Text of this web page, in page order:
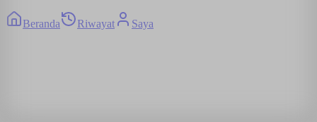
Beranda Riwayat Saya